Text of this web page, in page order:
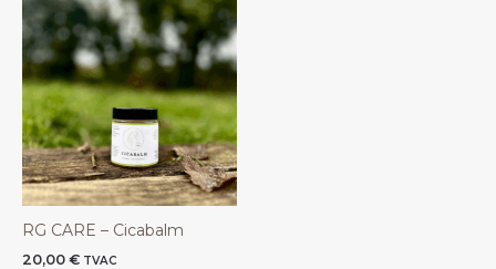
RG CARE – Cicabalm
20,00 € TVAC